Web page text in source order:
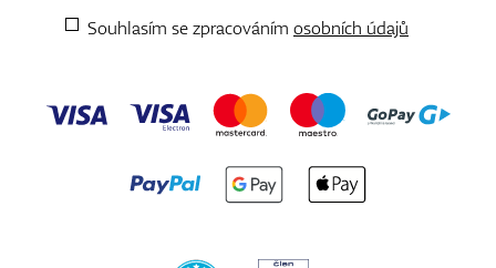
Souhlasím se zpracováním osobních údajů